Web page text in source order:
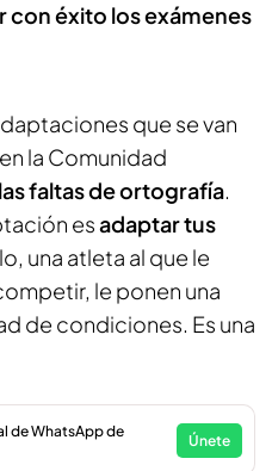
con éxito los exámenes
que se van
la Comunidad
faltas de ortografía.
esadaptar tus
una atleta al que le
le ponen una
de condiciones. Es una
de WhatsApp de
Únete